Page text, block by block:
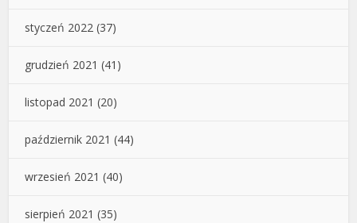
styczeń 2022 (37)
grudzień 2021 (41)
listopad 2021 (20)
październik 2021 (44)
wrzesień 2021 (40)
sierpień 2021 (35)